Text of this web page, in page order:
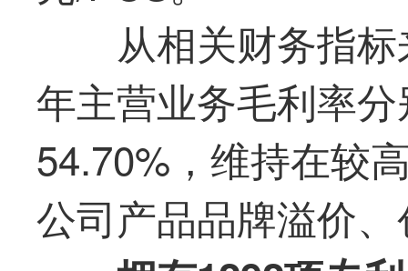
从相关财务指
年主营业务毛利率
54.70%，维持在较
公司产品品牌溢价